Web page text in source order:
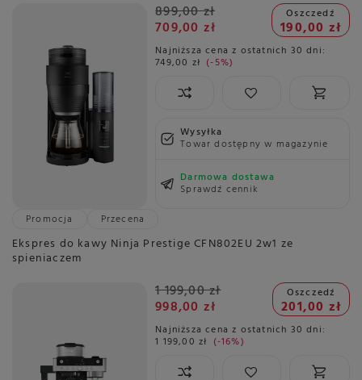
899,00 zł
709,00 zł
Oszczedź
190,00 zł
Najniższa cena z ostatnich 30 dni:
749,00 zł -5%
Wysyłka
Towar dostępny w magazynie
Darmowa dostawa
Sprawdź cennik
Promocja
Przecena
Ekspres do kawy Ninja Prestige CFN802EU 2w1 ze
spieniaczem
1 199,00 zł
998,00 zł
Oszczedź
201,00 zł
Najniższa cena z ostatnich 30 dni:
1 199,00 zł -16%